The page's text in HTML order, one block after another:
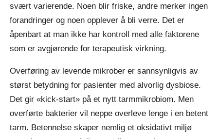
svært varierende. Noen blir friske, andre merker ingen
forandringer og noen opplever å bli verre. Det er
åpenbart at man ikke har kontroll med alle faktorene
som er avgjørende for terapeutisk virkning.
Overføring av levende mikrober er sannsynligvis av
størst betydning for pasienter med alvorlig dysbiose.
Det gir «kick-start» på et nytt tarmmikrobiom. Men
overførte bakterier vil neppe overleve lenge i en betent
tarm. Betennelse skaper nemlig et oksidativt miljø